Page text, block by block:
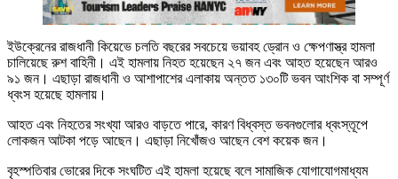
ইউক্রেনের রাজধানী কিয়েভে চলতি বছরের সবচেয়ে ভয়াবহ ড্রোন ও ক্ষেপণাস্ত্র হামলা
চালিয়েছে রুশ বাহিনী। এই হামলায় নিহত হয়েছেন ২৭ জন এবং আহত হয়েছেন আরও
৯১ জন। এছাড়া রাজধানী ও আশাপাশের এলাকায় অন্তত ১৩০টি ভবন আংশিক বা সম্পূর্ণ
ধ্বংস হয়েছে হামলায়।
আহত এবং নিহতের সংখ্যা আরও বাড়তে পারে, কারণ বিধ্বস্ত ভবনগুলোর ধ্বংস্তূপে
লোকজন আটকা পড়ে আছেন। এছাড়া নিখোঁজও আছেন বেশ কয়েক জন।
বৃহস্পতিবার ভোরের দিকে সংঘটিত এই হামলা হয়েছে বলে সামাজিক যোগাযোগমাধ্যম